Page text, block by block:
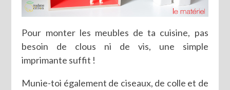
Pour monter les meubles de ta cuisine, pas
besoin de clous ni de vis, une simple
imprimante suffit !
Munie-toi également de ciseaux, de colle et de